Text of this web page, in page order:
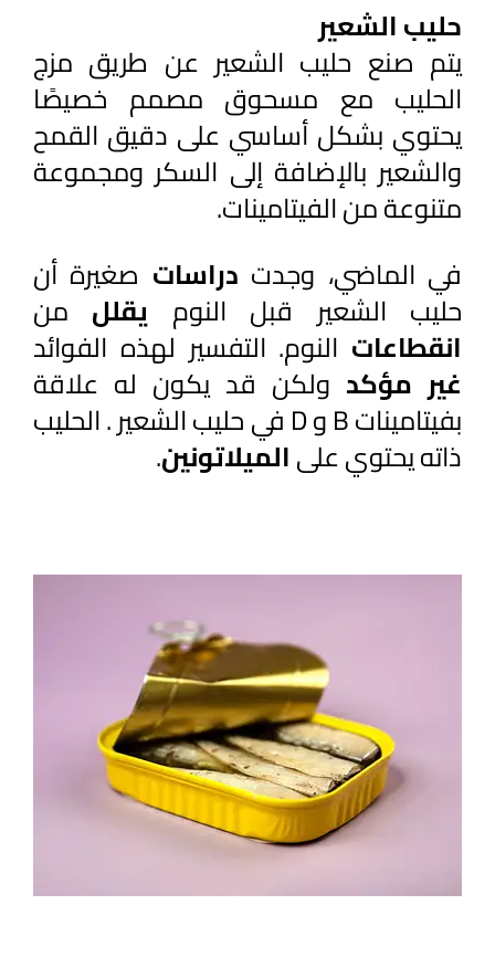
حليب الشعير
متنوعة من الفيتامينات.
في الماضي، وجدت دراسات
حليب الشعير قبل النوم يقلل من
انقطاعات النوم. التفسير لهذه الفوائد
غير مؤكد
ذاته يحتوي على الميلاتونين.